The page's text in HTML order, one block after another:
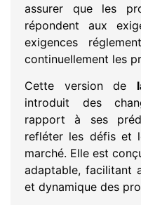
assurer que les
répondent aux
exigences
continuellement les
Cette version de
introduit des
rapport à ses
refléter les défis et
marché. Elle est
adaptable, facilitant
et dynamique des